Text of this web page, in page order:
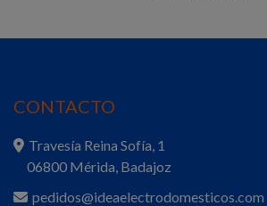
CONTACTO
Travesía Reina Sofía, 1
06800 Mérida, Badajoz
pedidos@ideaelectrodomesticos.com